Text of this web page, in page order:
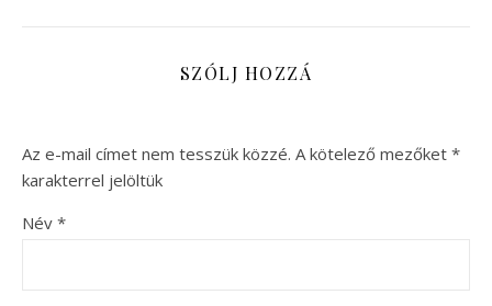
SZÓLJ HOZZÁ
Az e-mail címet nem tesszük közzé. A kötelező mezőket *
karakterrel jelöltük
Név *